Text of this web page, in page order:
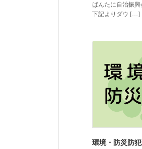
ばんたに自治振興
下記よりダウ […]
環境・防災防